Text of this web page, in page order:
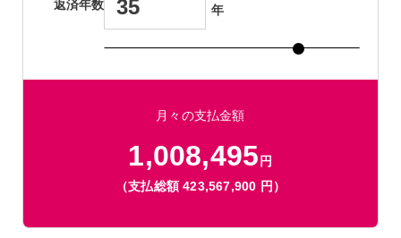
返済年数 年
月々の支払金額
1,008,495 円
（支払総額423,567,900 円）